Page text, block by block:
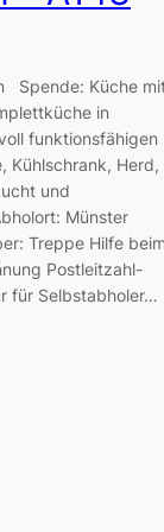
Spende: Küche
in
funktionsfähigen
Kühlschrank, Herd,
und
Münster
Treppe Hilfe
Postleitzahl-
für Selbstabholer…